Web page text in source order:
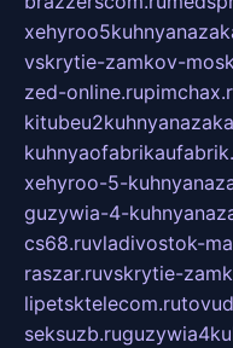
vskrytie-zamkov-
zed-online.ru
xehyroo-5-
guzywia-4-
cs68.ruvladivostok-
raszar.ruvskrytie-
lipetsktelecom.ru
seksuzb.ru